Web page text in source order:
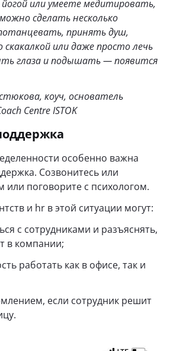
или умеете медитировать,
сделать несколько
принять душ,
скакалкой или даже просто лечь
глаза и подышать — появится
коуч, основатель
Centre ISTOK
особенно важна
Созвонитесь или
или поговорите с психологом.
и hr в этой ситуации могут:
с сотрудниками и разъяснять,
в компании;
работать как в офисе, так и
если сотрудник решит